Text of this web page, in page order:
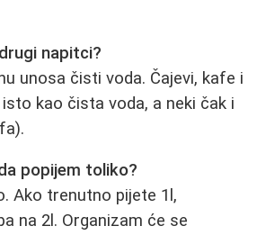
napitci?
unosa čisti voda. Čajevi, kafe i
kao čista voda, a neki čak i
popijem toliko?
Ako trenutno pijete 1l,
na 2l. Organizam će se